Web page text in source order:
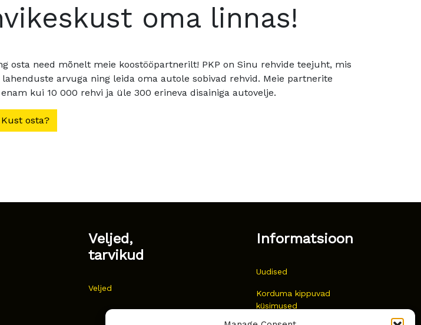
oma linnas!
osta need mõnelt meie koostööpartnerilt! PKP on Sinu rehvide teejuht, mis
arvuga ning leida oma autole sobivad rehvid. Meie partnerite
kui 10 000 rehvi ja üle 300 erineva disainiga autovelje.
Kust osta?
Veljed,
tarvikud
Veljed
Informatsioon
Uudised
Korduma kippuvad
küsimused